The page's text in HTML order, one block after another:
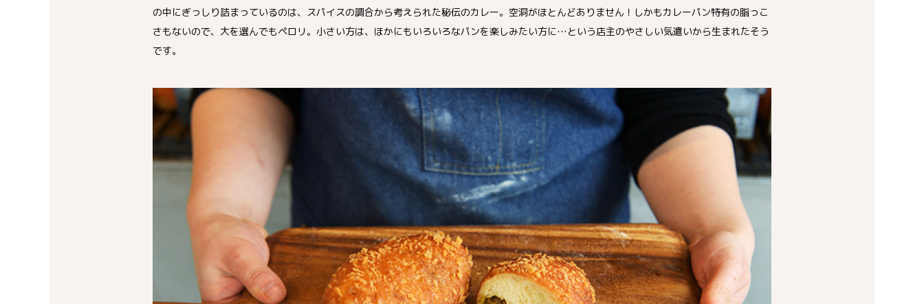
の中にぎっしり詰まっているのは、スパイスの調合から考えられた秘伝のカレー。空洞がほとんどありません！しかもカレーパン特有の脂っこ
さもないので、大を選んでもペロリ。小さい方は、ほかにもいろいろなパンを楽しみたい方に…という店主のやさしい気遣いから生まれたそう
です。